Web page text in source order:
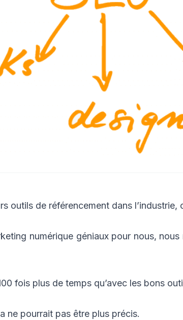
outils de référencement dans
numérique géniaux pour nous,
fois plus de temps qu’avec les bons
ne pourrait pas être plus précis.